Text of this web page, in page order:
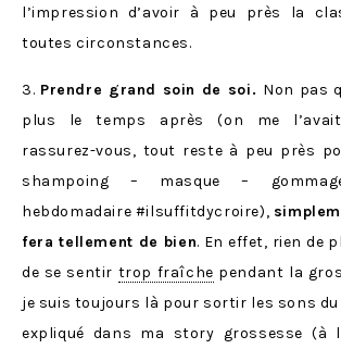
l’impression d’avoir à peu près la
toutes circonstances.
3. Prendre grand soin de soi. Non pas
plus le temps après (on me
rassurez-vous, tout reste à peu près
shampoing – masque –
hebdomadaire #ilsuffitdycroire),
fera tellement de bien. En effet, rien de
de se sentir trop fraîche pendant la
je suis toujours là pour sortir les sons du
expliqué dans ma story grossesse (à